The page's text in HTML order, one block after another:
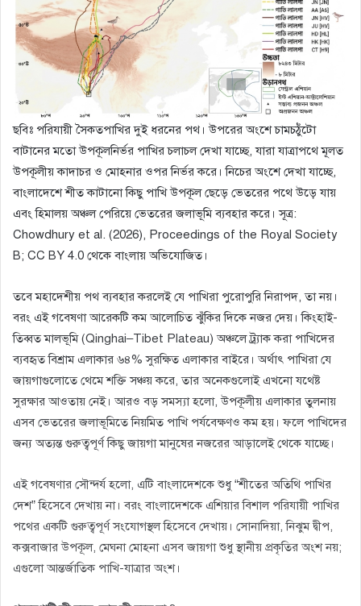
ছবিঃ পরিযায়ী সৈকতপাখির দুই ধরনের পথ। উপরের অংশে চামচঠুঁটো
বাটানের মতো উপকূলনির্ভর পাখির চলাচল দেখা যাচ্ছে, যারা যাত্রাপথে মূলত
উপকূলীয় কাদাচর ও মোহনার ওপর নির্ভর করে। নিচের অংশে দেখা যাচ্ছে,
বাংলাদেশে শীত কাটানো কিছু পাখি উপকূল ছেড়ে ভেতরের পথে উড়ে যায়
এবং হিমালয় অঞ্চল পেরিয়ে ভেতরের জলাভূমি ব্যবহার করে। সূত্র:
Chowdhury et al. (2026), Proceedings of the Royal Society
B; CC BY 4.0 থেকে বাংলায় অভিযোজিত।
তবে মহাদেশীয় পথ ব্যবহার করলেই যে পাখিরা পুরোপুরি নিরাপদ, তা নয়।
বরং এই গবেষণা আরেকটি কম আলোচিত ঝুঁকির দিকে নজর দেয়। কিংহাই-
তিব্বত মালভূমি (Qinghai–Tibet Plateau) অঞ্চলে ট্র্যাক করা পাখিদের
ব্যবহৃত বিশ্রাম এলাকার ৬৪% সুরক্ষিত এলাকার বাইরে। অর্থাৎ পাখিরা যে
জায়গাগুলোতে থেমে শক্তি সঞ্চয় করে, তার অনেকগুলোই এখনো যথেষ্ট
সুরক্ষার আওতায় নেই। আরও বড় সমস্যা হলো, উপকূলীয় এলাকার তুলনায়
এসব ভেতরের জলাভূমিতে নিয়মিত পাখি পর্যবেক্ষণও কম হয়। ফলে পাখিদের
জন্য অত্যন্ত গুরুত্বপূর্ণ কিছু জায়গা মানুষের নজরের আড়ালেই থেকে যাচ্ছে।
এই গবেষণার সৌন্দর্য হলো, এটি বাংলাদেশকে শুধু “শীতের অতিথি পাখির
দেশ” হিসেবে দেখায় না। বরং বাংলাদেশকে এশিয়ার বিশাল পরিযায়ী পাখির
পথের একটি গুরুত্বপূর্ণ সংযোগস্থল হিসেবে দেখায়। সোনাদিয়া, নিঝুম দ্বীপ,
কক্সবাজার উপকূল, মেঘনা মোহনা এসব জায়গা শুধু স্থানীয় প্রকৃতির অংশ নয়;
এগুলো আন্তর্জাতিক পাখি-যাত্রার অংশ।